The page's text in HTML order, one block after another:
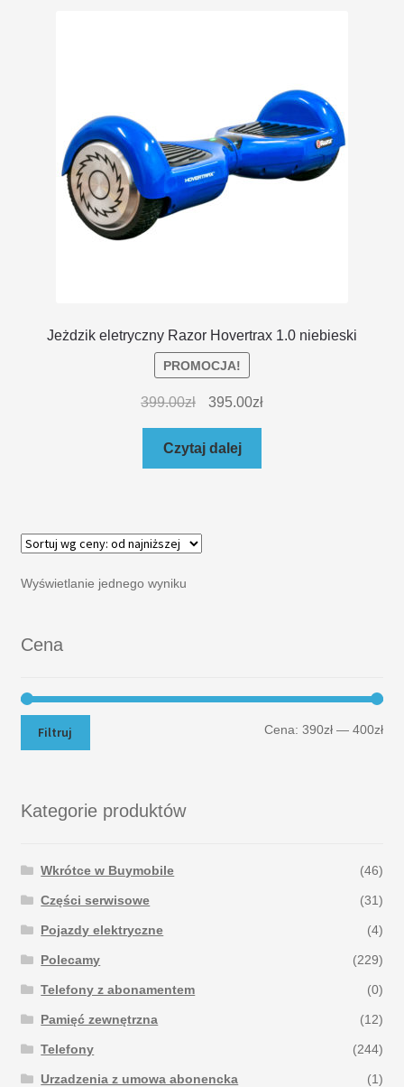
REGULAMIN SKLEPU
Jeżdzik eletryczny Razor Hovertrax 1.0 niebieski
PROMOCJA!
399.00zł 395.00zł
Czytaj dalej
Wyświetlanie jednego wyniku
Cena
Filtruj Cena:390zł —400zł
Kategorie produktów
Wkrótce w Buymobile (46)
Części serwisowe (31)
Pojazdy elektryczne (4)
Polecamy (229)
Telefony z abonamentem (0)
Pamięć zewnętrzna (12)
Telefony (244)
Urzadzenia z umowa abonencka (1)